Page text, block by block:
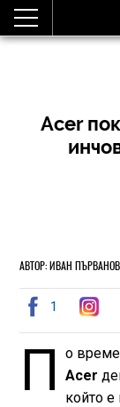
Acer
АВТОР: ИВАН ПЪРВАНОВ
1
П о
Acer
който